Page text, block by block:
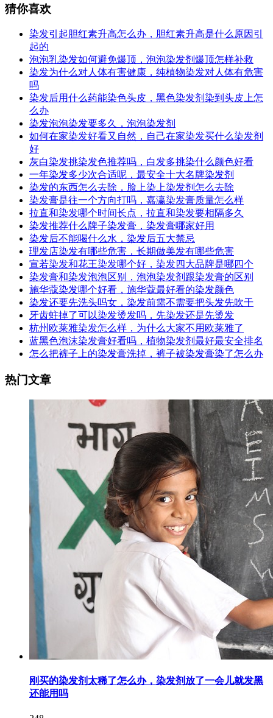
猜你喜欢
染发引起胆红素升高怎么办，胆红素升高是什么原因引
起的
泡泡乳染发如何避免爆顶，泡泡染发剂爆顶怎样补救
染发为什么对人体有害健康，纯植物染发对人体有危害
吗
染发后用什么药能染色头皮，黑色染发剂染到头皮上怎
么办
染发泡泡染发要多久，泡泡染发剂
如何在家染发好看又自然，自己在家染发买什么染发剂
好
灰白染发挑染发色推荐吗，白发多挑染什么颜色好看
一年染发多少次合适呢，最安全十大名牌染发剂
染发的东西怎么去除，脸上染上染发剂怎么去除
染发膏是往一个方向打吗，嘉瀛染发膏质量怎么样
拉直和染发哪个时间长点，拉直和染发要相隔多久
染发推荐什么牌子染发膏，染发膏哪家好用
染发后不能喝什么水，染发后五大禁忌
理发店染发有哪些危害，长期做美发有哪些危害
宣若染发和花王染发哪个好，染发四大品牌是哪四个
染发膏和染发泡泡区别，泡泡染发剂跟染发膏的区别
施华蔻染发哪个好看，施华蔻最好看的染发颜色
染发还要先洗头吗女，染发前需不需要把头发先吹干
牙齿蛀掉了可以染发烫发吗，先染发还是先烫发
杭州欧莱雅染发怎么样，为什么大家不用欧莱雅了
蓝黑色泡沫染发膏好看吗，植物染发剂最好最安全排名
怎么把裤子上的染发膏洗掉，裤子被染发膏染了怎么办
热门文章
刚买的染发剂太稀了怎么办，染发剂放了一会儿就发黑
还能用吗